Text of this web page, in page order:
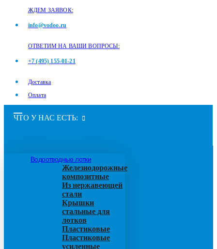
ЖДЕМ ЗАЯВОК:
info@vodoo.ru
ОТВЕТИМ НА ВАШИ ВОПРОСЫ:
+7 (495) 155-01-21
Доставка
Оплата
ЧТО У НАС ЕСТЬ:
Водоотводные лотки
Железнодорожные
композитные
Из нержавеющей
стали
Крышки
стальные для
лотков
Пластиковые
Пластиковые
усиленные